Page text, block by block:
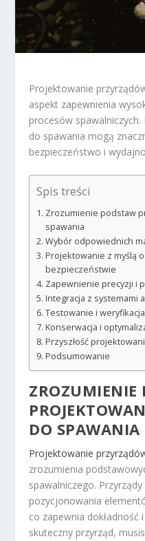
Projektowanie
aspekt zapewnienia
procesów
do spawania mogą
bezpieczeństwo i
Spis treści
Zrozumienie podstaw
spawania
Wybór odpowiednich
Projektowanie z myślą
bezpieczeństwie
Zapewnienie precyzji i
Integracja z systemami
Testowanie i weryfikacja
Konserwacja i
Przyszłość
Podsumowanie
ZROZUMIENIE
DO SPAWANIA
Projektowanie
zrozumienia
spawalniczego.
pozycjonowania
co zapewnia
skuteczny przyrząd,